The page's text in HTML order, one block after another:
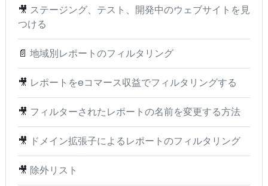
🎥 ステージング、テスト、開発中のウェブサイトを見
つける
📄 地域別レポートのフィルタリング
🎥 レポートをeコマース収益でフィルタリングする
🎥 フィルターされたレポートの名前を変更する方法
🎥 ドメイン拡張子によるレポートのフィルタリング
🎥 除外リスト